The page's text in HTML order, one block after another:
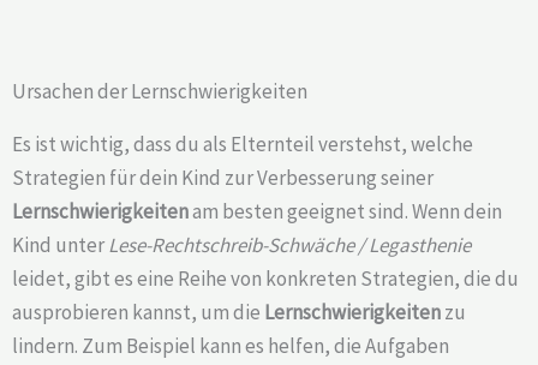
Ursachen der Lernschwierigkeiten
Es ist wichtig, dass du als Elternteil verstehst, welche
Strategien für dein Kind zur Verbesserung seiner
Lernschwierigkeitenam besten geeignet sind. Wenn dein
Kind unterLese-Rechtschreib-Schwäche / Legasthenie
leidet, gibt es eine Reihe von konkreten Strategien, die du
ausprobieren kannst, um die Lernschwierigkeitenzu
lindern. Zum Beispiel kann es helfen, die Aufgaben